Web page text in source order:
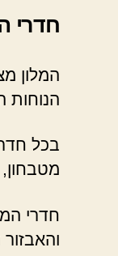
חדרי
המלון
הנוחות
בכל
חדרי